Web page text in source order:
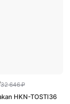
32 646 ₽
HKN-TOSTI36